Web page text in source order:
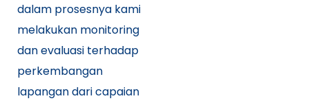
dalam prosesnya kami
melakukan monitoring
dan evaluasi terhadap
perkembangan
lapangan dari capaian